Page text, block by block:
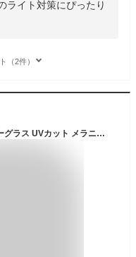
ライト対策にぴったり
（2件）
夜間 運転 サングラス ネオグラス オーバーグラス UVカット メラニン 抑制 ナイトドライブ サングラス 福井県 鯖江産 SC20 (ボルドー)